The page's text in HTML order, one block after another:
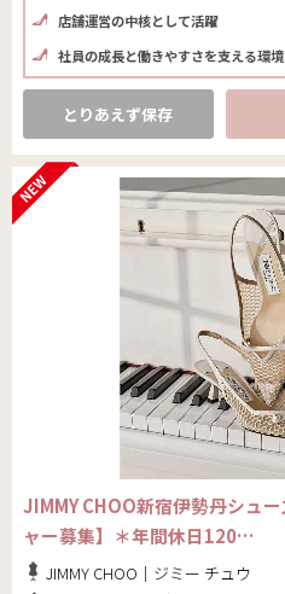
店舗運営の中核として活躍
社員の成長と働きやすさを支える環境
とりあえず保存
JIMMY CHOO新宿伊勢丹シュ
ャー募集】＊年間休日120…
JIMMY CHOO｜ジミー チュウ